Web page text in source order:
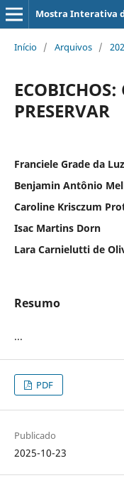
Início / Arquivos /
ECOBICHOS:
PRESERVAR
Franciele Grade da Luz
Benjamin Antônio
Caroline Krisczum
Isac Martins Dorn
Lara Carnielutti de
Resumo
...
PDF
Publicado
2025-10-23